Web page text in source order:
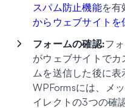
スパム防止機能を有
からウェブサイトを
フォームの確認:フ
がウェブサイトで
ムを送信した後に表
WPFormsには、メ
イレクトの3つの確